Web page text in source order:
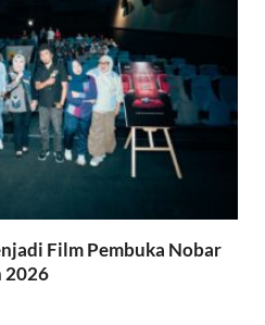
Film Pembuka Nobar
2026